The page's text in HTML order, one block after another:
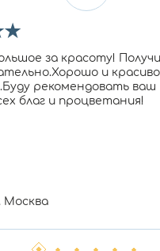
★
за красоту!
и красиво
рекомендовать ваш
благ и процветания!
Москва